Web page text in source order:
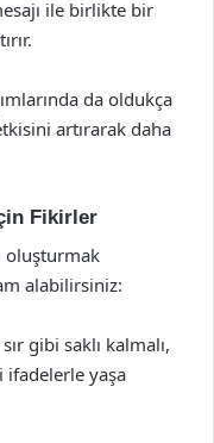
ile birlikte bir
da oldukça
artırarak daha
Fikirler
oluşturmak
alabilirsiniz:
gibi saklı kalmalı,
ifadelerle yaşa